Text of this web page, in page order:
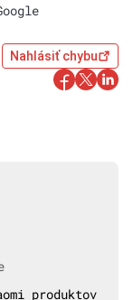
Nahlásiť chybu
produktov